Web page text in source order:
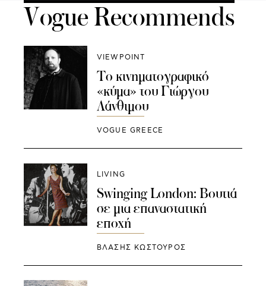
Vogue Recommends
VIEWPOINT
Το κινηματογραφικό
«κύμα» του Γιώργου
Λάνθιμου
VOGUE GREECE
LIVING
Swinging London: Βουτιά
σε μια επαναστατική
εποχή
ΒΛΑΣΗΣ ΚΩΣΤΟΥΡΟΣ